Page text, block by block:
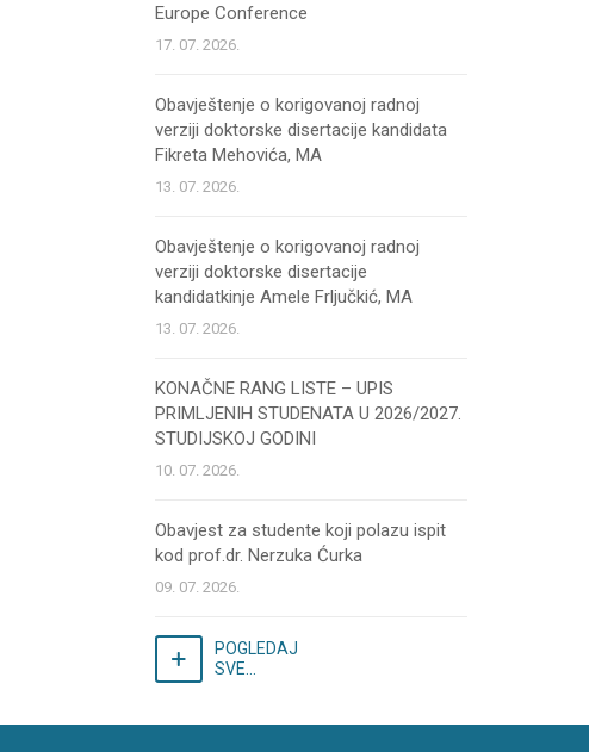
Europe Conference
17. 07. 2026.
Obavještenje o korigovanoj radnoj
verziji doktorske disertacije kandidata
Fikreta Mehovića, MA
13. 07. 2026.
Obavještenje o korigovanoj radnoj
verziji doktorske disertacije
kandidatkinje Amele Frljučkić, MA
13. 07. 2026.
KONAČNE RANG LISTE – UPIS
PRIMLJENIH STUDENATA U 2026/2027.
STUDIJSKOJ GODINI
10. 07. 2026.
Obavjest za studente koji polazu ispit
kod prof.dr. Nerzuka Ćurka
09. 07. 2026.
POGLEDAJ
SVE...